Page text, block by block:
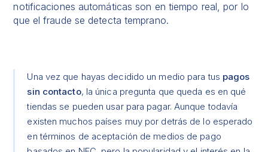
notificaciones automáticas son en tiempo real, por lo
que el fraude se detecta temprano.
Una vez que hayas decidido un medio para tus pagos
sin contacto, la única pregunta que queda es en qué
tiendas se pueden usar para pagar. Aunque todavía
existen muchos países muy por detrás de lo esperado
en términos de aceptación de medios de pago